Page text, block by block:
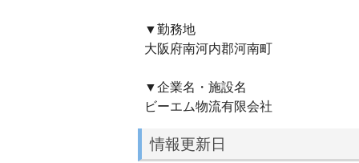
▼勤務地
大阪府南河内郡河南町
▼企業名・施設名
ビーエム物流有限会社
情報更新日